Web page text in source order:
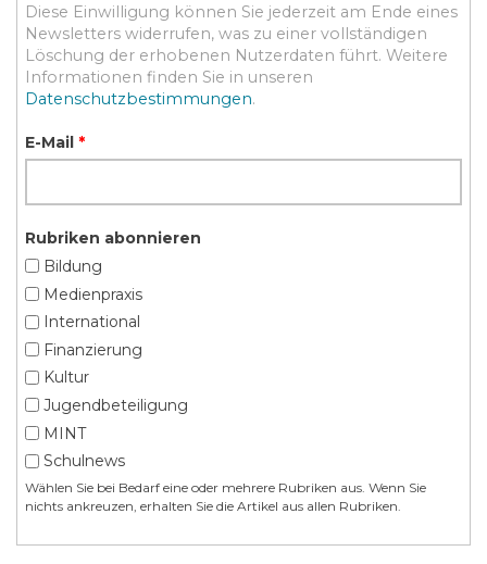
Diese Einwilligung können Sie jederzeit am Ende eines
Newsletters widerrufen, was zu einer vollständigen
Löschung der erhobenen Nutzerdaten führt. Weitere
Informationen finden Sie in unseren
Datenschutzbestimmungen.
E-Mail *
Rubriken abonnieren
Bildung
Medienpraxis
International
Finanzierung
Kultur
Jugendbeteiligung
MINT
Schulnews
Wählen Sie bei Bedarf eine oder mehrere Rubriken aus. Wenn Sie
nichts ankreuzen, erhalten Sie die Artikel aus allen Rubriken.